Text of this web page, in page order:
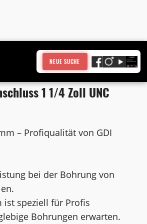
NEUE SUCHE
1 1/4 Zoll UNC
– Profiqualität von GDI
bei der Bohrung von
ist speziell für Profis
Bohrungen erwarten.